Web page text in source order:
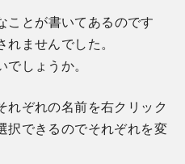
ことが書いてあるのです
ませんでした。
しょうか。
れぞれの名前を右クリック
択できるのでそれぞれを変